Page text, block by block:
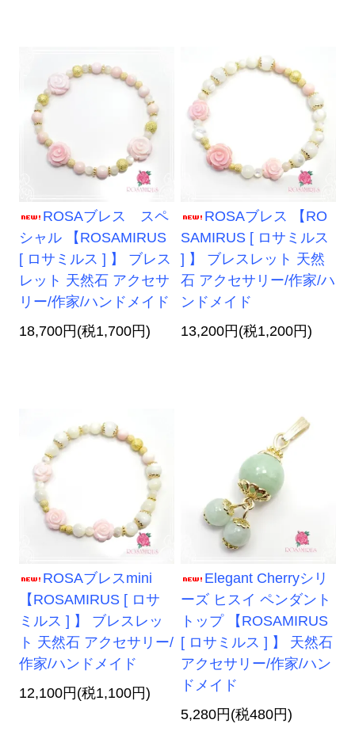
ROSAブレス スペ
シャル 【ROSAMIRUS
[ ロサミルス ] 】 ブレス
レット 天然石 アクセサ
リー/作家/ハンドメイド
18,700円(税1,700円)
ROSAブレス 【RO
SAMIRUS [ ロサミルス
] 】 ブレスレット 天然
石 アクセサリー/作家/ハ
ンドメイド
13,200円(税1,200円)
ROSAブレスmini
【ROSAMIRUS [ ロサ
ミルス ] 】 ブレスレッ
ト 天然石 アクセサリー/
作家/ハンドメイド
12,100円(税1,100円)
Elegant Cherryシリ
ーズ ヒスイ ペンダント
トップ 【ROSAMIRUS
[ ロサミルス ] 】 天然石
アクセサリー/作家/ハン
ドメイド
5,280円(税480円)